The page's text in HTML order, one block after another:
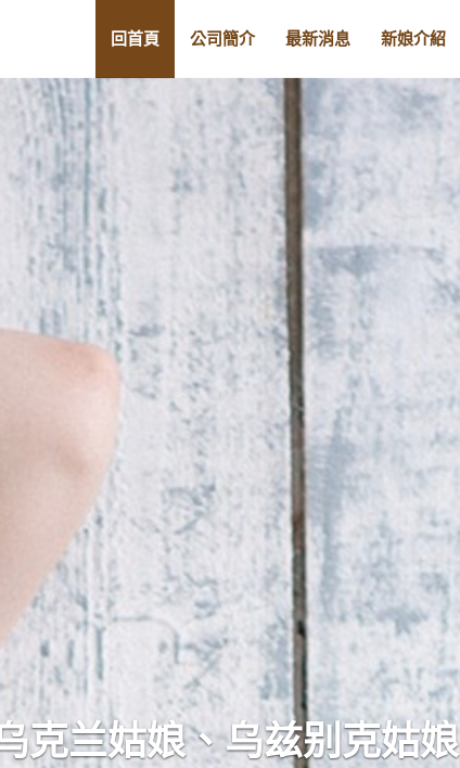
回首頁 公司簡介 最新消息 新娘介紹
克兰姑娘、乌兹别克姑娘